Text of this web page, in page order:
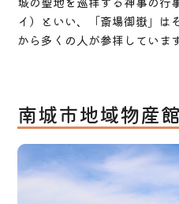
イ）といい、「斎場御嶽」は
から多くの人が参拝しています
南城市地域物産